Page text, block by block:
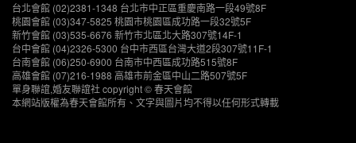
台北會館 (02)2381-1348 台北市中正區重慶南路一段49號8F
桃園會館 (03)347-5825 桃園市桃園區成功路一段32號5F
新竹會館 (03)535-6676 新竹市北區北大路307號14F-1
台中會館 (04)2326-5300 台中市西區台灣大道2段307號11F-1
台南會館 (06)250-6900 台南市中西區成功路515號8F
高雄會館 (07)216-1988 高雄市前金區中山二路507號5F
單身聯誼,婚友聯誼社 copyright © 春天會館
本網站版權為春天會館所有、文字與圖片均不得以任何形式轉載